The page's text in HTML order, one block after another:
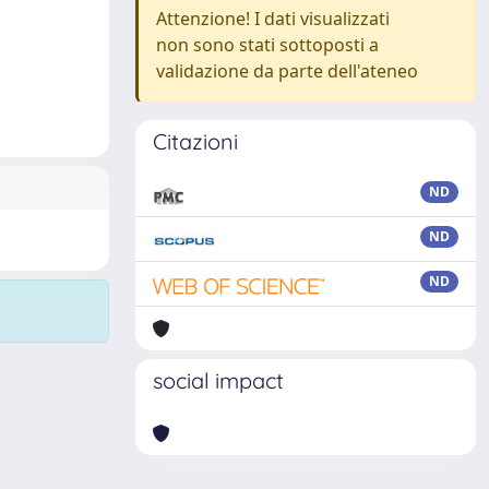
Attenzione! I dati visualizzati
non sono stati sottoposti a
validazione da parte dell'ateneo
Citazioni
ND
ND
ND
social impact